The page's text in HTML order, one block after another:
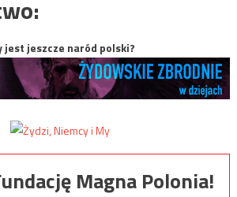
jest jeszcze naród polski?
Magna Polonia!